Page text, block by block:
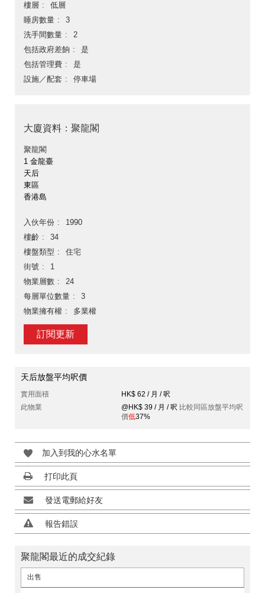
樓層
低層
睡房數量
3
洗手間數量
2
包括政府差餉
是
包括管理費
是
設施／配套
停車場
大廈資料：聚龍閣
聚龍閣
1 金龍臺
天后
東區
香港島
入伙年份
1990
樓齡
34
樓盤類型
住宅
街號
1
物業層數
24
每層單位數量
3
物業擁有權
多業權
訂閱更新
天后放盤平均呎價
實用面積
HK$ 62 / 月 / 呎
此物業
@HK$ 39 / 月 / 呎 比較同區放盤平均呎
價低37%
加入到我的心水名單
打印此頁
發送電郵給好友
報告錯誤
聚龍閣最近的成交紀錄
出售